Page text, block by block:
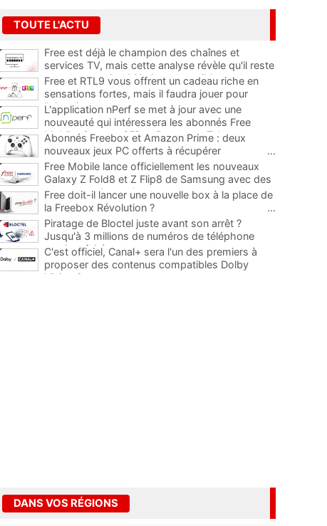
TOUTE L'ACTU
Free est déjà le champion des chaînes et
services TV, mais cette analyse révèle qu'il reste
encore au moins 141 ajouts possibles
Free et RTL9 vous offrent un cadeau riche en
sensations fortes, mais il faudra jouer pour
l'obtenir
L'application nPerf se met à jour avec une
nouveauté qui intéressera les abonnés Free
Mobile, Orange, SFR et Bouygues Telecom
Abonnés Freebox et Amazon Prime : deux
nouveaux jeux PC offerts à récupérer
...
Free Mobile lance officiellement les nouveaux
Galaxy Z Fold8 et Z Flip8 de Samsung avec des
promos et des cadeaux
...
Free doit-il lancer une nouvelle box à la place de
la Freebox Révolution ?
...
Piratage de Bloctel juste avant son arrêt ?
Jusqu'à 3 millions de numéros de téléphone
auraient fuité
C'est officiel, Canal+ sera l'un des premiers à
proposer des contenus compatibles Dolby
Vision 2
DANS VOS RÉGIONS